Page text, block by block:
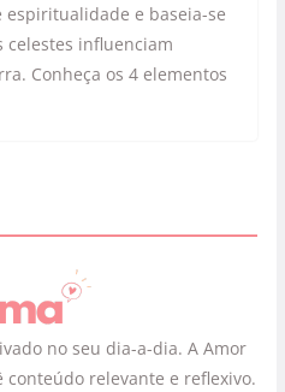
espiritualidade e baseia-se
celestes influenciam
Conheça os 4 elementos
no seu dia-a-dia. A Amor
relevante e reflexivo.